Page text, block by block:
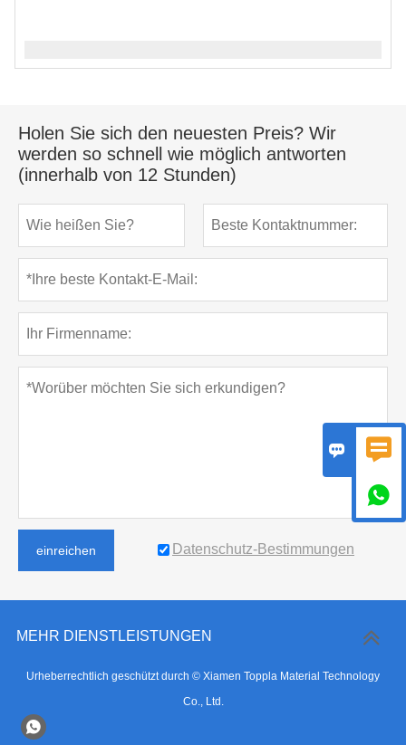
Holen Sie sich den neuesten Preis? Wir
werden so schnell wie möglich antworten
(innerhalb von 12 Stunden)
einreichen Datenschutz-Bestimmungen
MEHR DIENSTLEISTUNGEN
Urheberrechtlich geschützt durch © Xiamen Toppla Material Technology
Co., Ltd.

 
